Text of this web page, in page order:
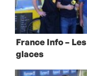
France Info – Les
glaces